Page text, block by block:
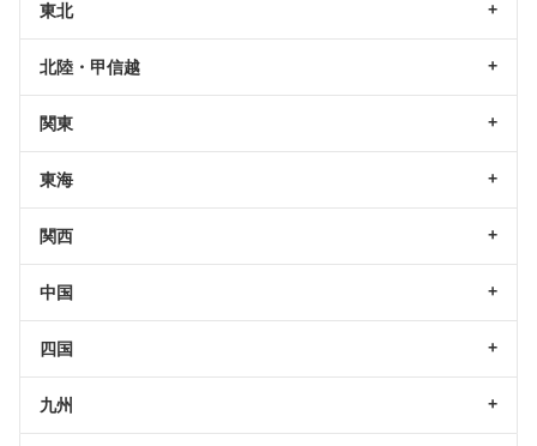
東北
北陸・甲信越
関東
東海
関西
中国
四国
九州